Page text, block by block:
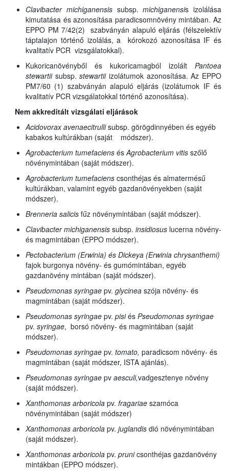
Clavibacter michiganensissubsp.michiganensis izolálása
kimutatása és azonosítása paradicsomnövény mintában. Az
EPPO PM 7/42(2) szabványán alapuló eljárás (félszelektív
táptalajon történő izolálás, a kórokozó azonosítása IF és
kvalitatív PCR vizsgálatokkal).
Kukoricanövényből és kukoricamagból izolált Pantoea
stewartii subsp. stewartiiizolátumok azonosítása. Az EPPO
PM7/60 (1) szabványán alapuló eljárás (izolátumok IF és
kvalitatív PCR vizsgálatokkal történő azonosítása).
Nem akkreditált vizsgálati eljárások
Acidovorax avenaecitrullisubsp. görögdinnyében és egyéb
kabakos kultúrákban (saját módszer).
Agrobacterium tumefaciens ésAgrobacterium vitis szőlő
növénymintában (saját módszer).
Agrobacterium tumefaciens csonthéjas és almatermésű
kultúrákban, valamint egyéb gazdanövényekben (saját
módszer).
Brenneria salicis fűz növénymintában (saját módszer).
Clavibacter michiganensis subsp. insidiosus lucerna növény-
és magmintában (EPPO módszer).
Pectobacterium (Erwinia) és Dickeya (Erwinia chrysanthemi)
fajok burgonya növény- és gumómintában, egyéb
gazdanövény mintában (saját módszer).
Pseudomonas syringae pv. glycinea szója növény- és
magmintában (saját módszer).
Pseudomonas syringae pv. pisiés Pseudomonas syringae
pv. syringae, borsó növény- és magmintában (saját
módszer).
Pseudomonas syringae pv. tomato, paradicsom növény- és
magmintában (saját módszer, ISTA ajánlás).
Pseudomonas syringae pv aesculi,vadgesztenye növény
(saját módszer).
Xanthomonas arboricola pv. fragariae szamóca
növénymintában (saját módszer)
Xanthomonas arboricola pv. juglandis dió növénymintában
(saját módszer).
Xanthomonas arboricola pv. prunicsonthéjas gazdanövény
mintákban (EPPO módszer).